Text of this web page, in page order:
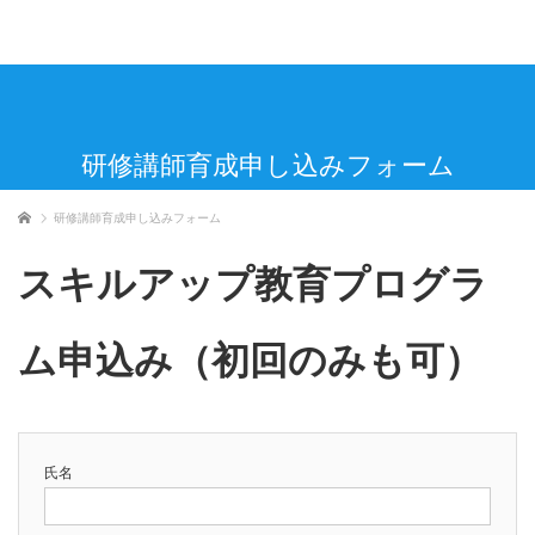
研修講師育成申し込みフォーム
ホーム 研修講師育成申し込みフォーム
スキルアップ教育プログラ
ム申込み（初回のみも可）
氏名